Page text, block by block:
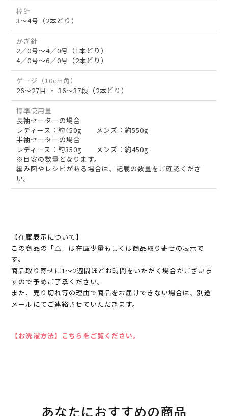
棒針
3～4号（2本どり）
かぎ針
2／0号～4／0号（1本どり）
4／0号～6／0号（2本どり）
ゲージ（10cm角）
26～27目 ・ 36～37段（2本どり）
標準使用量
長袖セーターの場合
レディース：約450g メンズ：約550g
半袖セーターの場合
レディース：約350g メンズ：約450g
※目安の数量となります。
編み図やレシピがある場合は、記載の数量をご確認くださ
い。
【在庫表示について】
この商品の「△」は在庫少量もしくは商品取り寄せの表示で
す。
商品取り寄せに1～2週間ほどお時間をいただく場合がございま
すので予めご了承ください。
また、売り切れ等の理由で商品をお届けできない場合は、別途
メールにてご連絡させていただきます。
【お洗濯方法】こちらをご覧ください。
あなたにおすすめの商品